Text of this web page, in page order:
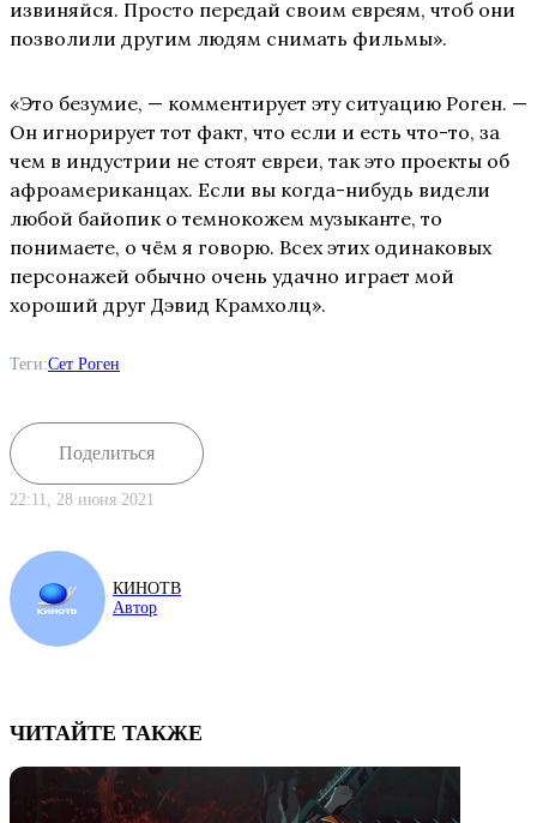
извиняйся. Просто передай своим евреям, чтоб они
позволили другим людям снимать фильмы».
«Это безумие, — комментирует эту ситуацию Роген. —
Он игнорирует тот факт, что если и есть что-то, за
чем в индустрии не стоят евреи, так это проекты об
афроамериканцах. Если вы когда-нибудь видели
любой байопик о темнокожем музыканте, то
понимаете, о чём я говорю. Всех этих одинаковых
персонажей обычно очень удачно играет мой
хороший друг Дэвид Крамхолц».
Теги:Сет Роген
Поделиться
22:11, 28 июня 2021
КИНОТВ
Автор
ЧИТАЙТЕ ТАКЖЕ